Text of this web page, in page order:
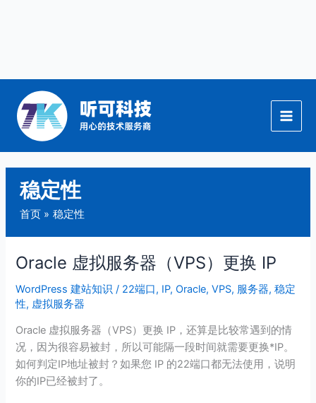
稳定性
首页 稳定性
Oracle 虚拟服务器（VPS）更换 IP
WordPress 建站知识 / 22端口, IP,Oracle,VPS, 服务器,稳定
性, 虚拟服务器
Oracle 虚拟服务器（VPS）更换 IP，还算是比较常遇到的情
况，因为很容易被封，所以可能隔一段时间就需要更换*IP。
如何判定IP地址被封？如果您 IP 的22端口都无法使用，说明
你的IP已经被封了。
Oracle
拟
服
务
器
（VPS）
更